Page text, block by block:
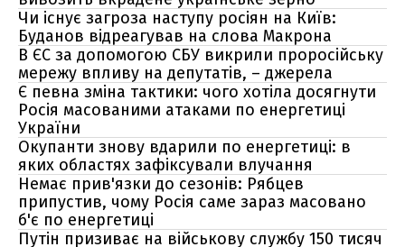
Чи існує загроза наступу росіян на Київ:
Буданов відреагував на слова Макрона
В ЄС за допомогою СБУ викрили проросійську
мережу впливу на депутатів, – джерела
Є певна зміна тактики: чого хотіла досягнути
Росія масованими атаками по енергетиці
України
Окупанти знову вдарили по енергетиці: в
яких областях зафіксували влучання
Немає прив'язки до сезонів: Рябцев
припустив, чому Росія саме зараз масовано
б'є по енергетиці
Путін призиває на військову службу 150 тисяч